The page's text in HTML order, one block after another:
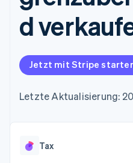
Zugriff auf mehr als
125
Terminal
Authorization
Boost
Autorisierungsraten
Link
Bezahlvorgang
Connections
SaaS
KI-
Karten
Produkt-
Stripe
Karriere
Stripe
Kontakt
d
Jetzt mit Stripe
Letzte Aktualisierung:
Tax